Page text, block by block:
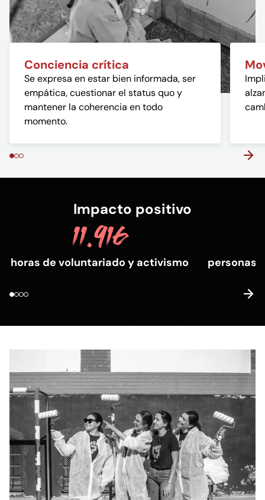
Conciencia crítica
Se expresa en estar bien informada, ser
empática, cuestionar el status quo y
mantener la coherencia en todo
momento.
Impacto positivo
11.916
horas de voluntariado y activismo personas